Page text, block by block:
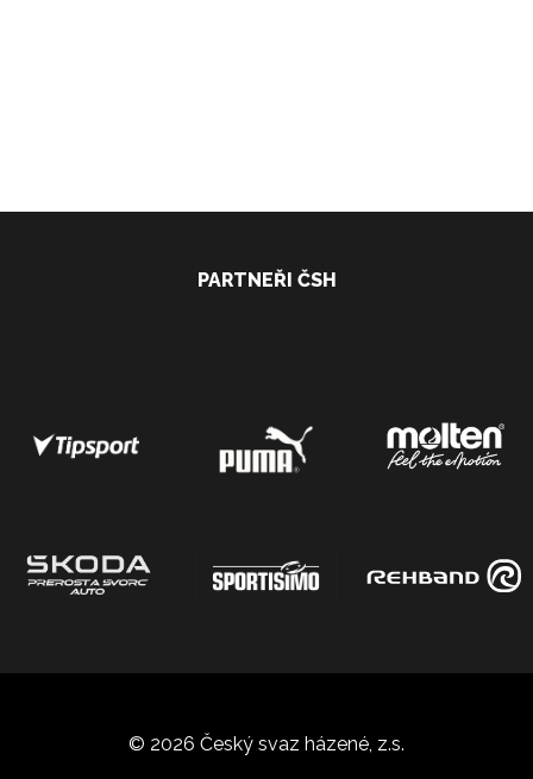
PARTNEŘI ČSH
© 2026 Český svaz házené, z.s.